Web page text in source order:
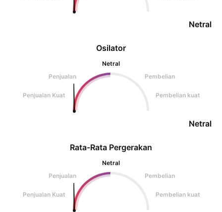
Osilator
Netral
Penjualan
Pembelian
Penjualan Kuat Pembelian kuat
Netral
Netral
Rata-Rata Pergerakan
Netral
Penjualan
Pembelian
Penjualan Kuat Pembelian kuat